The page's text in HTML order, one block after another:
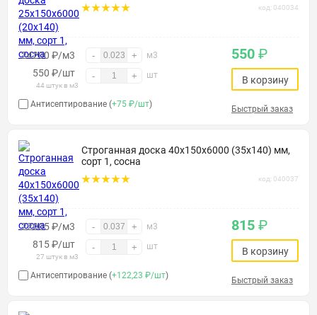
код: 040034
24200 ₽/м3 - + м3
550 ₽/шт
44 штук в м3
- + шт
550 ₽
Антисептирование (+75 ₽/шт)
В корзину
Быстрый заказ
Строганная доска 40х150х6000 (35х140) мм,
сорт 1, сосна
код: 040037
22005 ₽/м3 - + м3
815₽/шт
27 штук в м3
- + шт
815 ₽
Антисептирование (+122,23 ₽/шт)
В корзину
Быстрый заказ